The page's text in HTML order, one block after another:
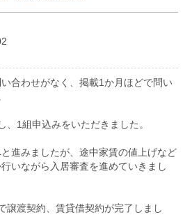
合わせがなく、掲載1か月ほどで問い
、1組申込みをいただきました。
進みましたが、途中家賃の値上げなど
いながら入居審査を進めていきまし
譲渡契約、賃貸借契約が完了しまし